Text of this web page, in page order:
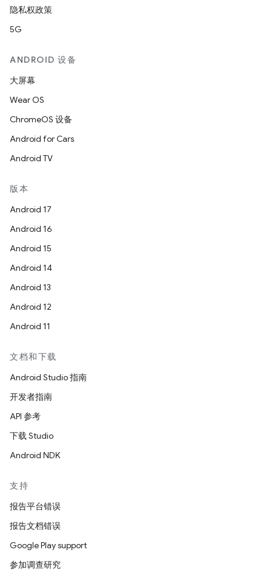
隐私权政策
5G
ANDROID 设备
大屏幕
Wear OS
ChromeOS 设备
Android for Cars
Android TV
版本
Android 17
Android 16
Android 15
Android 14
Android 13
Android 12
Android 11
文档和下载
Android Studio 指南
开发者指南
API 参考
下载 Studio
Android NDK
支持
报告平台错误
报告文档错误
Google Play support
参加调查研究